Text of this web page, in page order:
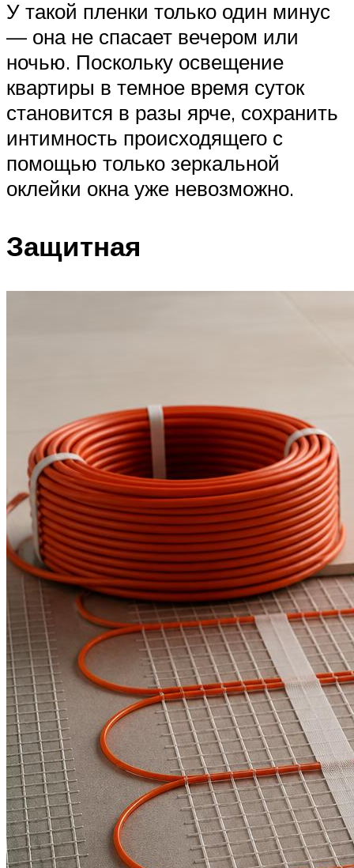
У такой пленки только один минус
— она не спасает вечером или
ночью. Поскольку освещение
квартиры в темное время суток
становится в разы ярче, сохранить
интимность происходящего с
помощью только зеркальной
оклейки окна уже невозможно.
Защитная